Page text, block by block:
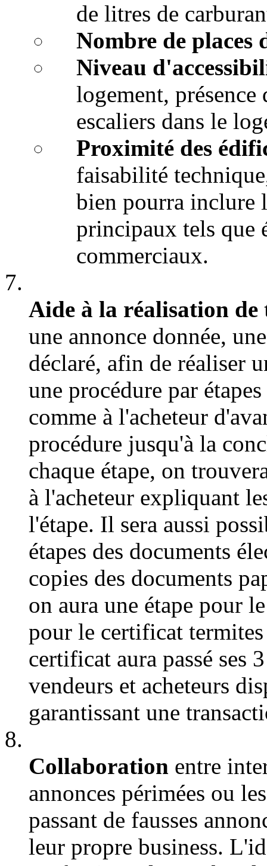
de litres de
Nombre de places
Niveau
logement, présence
escaliers dans le
Proximité des
faisabilité
bien pourra inclure
principaux tels que
commerciaux.
Aide à la réalisation
une annonce donnée,
déclaré, afin de réaliser
une procédure par
comme à l'acheteur
procédure jusqu'à la
chaque étape, on
à l'acheteur expliquant
l'étape. Il sera aussi
étapes des documents
copies des documents
on aura une étape pour
pour le certificat
certificat aura passé ses
vendeurs et acheteurs
garantissant une
Collaboration entre
annonces périmées ou
passant de fausses
leur propre business.